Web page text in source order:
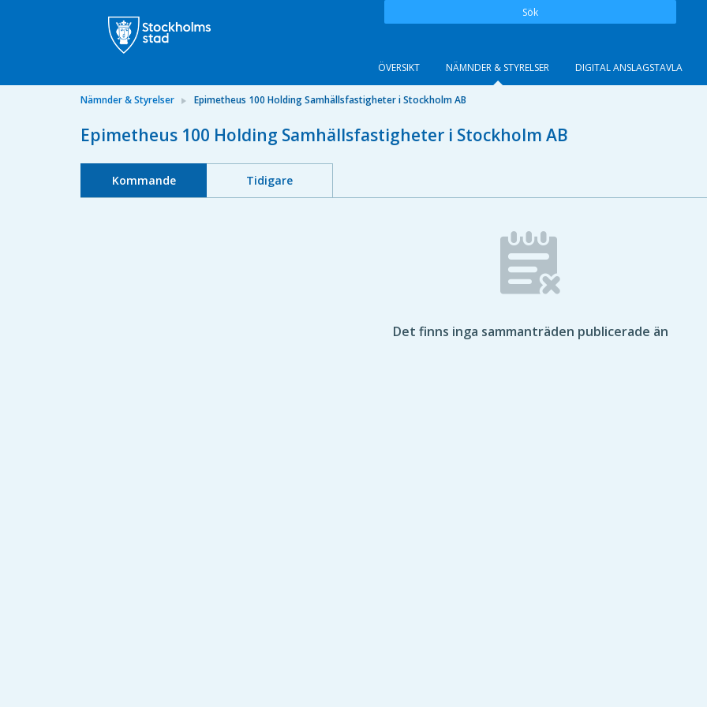
Sök
ÖVERSIKT NÄMNDER & STYRELSER DIGITAL ANSLAGSTAVLA
Nämnder & Styrelser Epimetheus 100 Holding Samhällsfastigheter i Stockholm AB
Epimetheus 100 Holding Samhällsfastigheter i Stockholm AB
Kommande Tidigare
Det finns inga sammanträden publicerade än